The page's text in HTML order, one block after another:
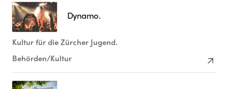
Dynamo.
Kultur für die Zürcher Jugend.
Behörden/Kultur arrow_outward